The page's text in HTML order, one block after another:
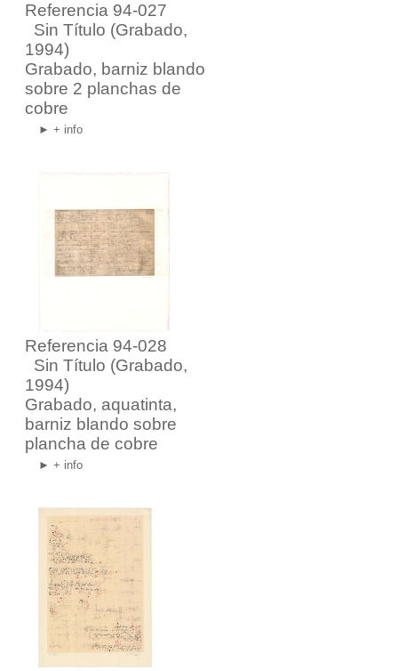
Referencia 94-027
Sin Título (Grabado,
1994)
Grabado, barniz blando
sobre 2 planchas de
cobre
► + info
Referencia 94-028
Sin Título (Grabado,
1994)
Grabado, aquatinta,
barniz blando sobre
plancha de cobre
► + info